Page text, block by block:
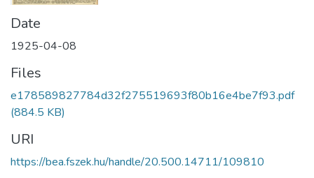
Date
1925-04-08
Files
e178589827784d32f275519693f80b16e4be7f93.pdf
(884.5 KB)
URI
https://bea.fszek.hu/handle/20.500.14711/109810